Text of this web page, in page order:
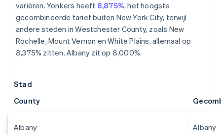
variëren. Yonkers heeft 8,875%, het hoogste
gecombineerde tarief buiten New York City, terwijl
andere steden in Westchester County, zoals New
Rochelle, Mount Vernon en White Plains, allemaal op
8,375% zitten. Albany zit op 8,000%.
Stad
County
Albany Albany